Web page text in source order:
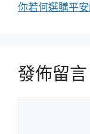
你若何選購平
發佈留言